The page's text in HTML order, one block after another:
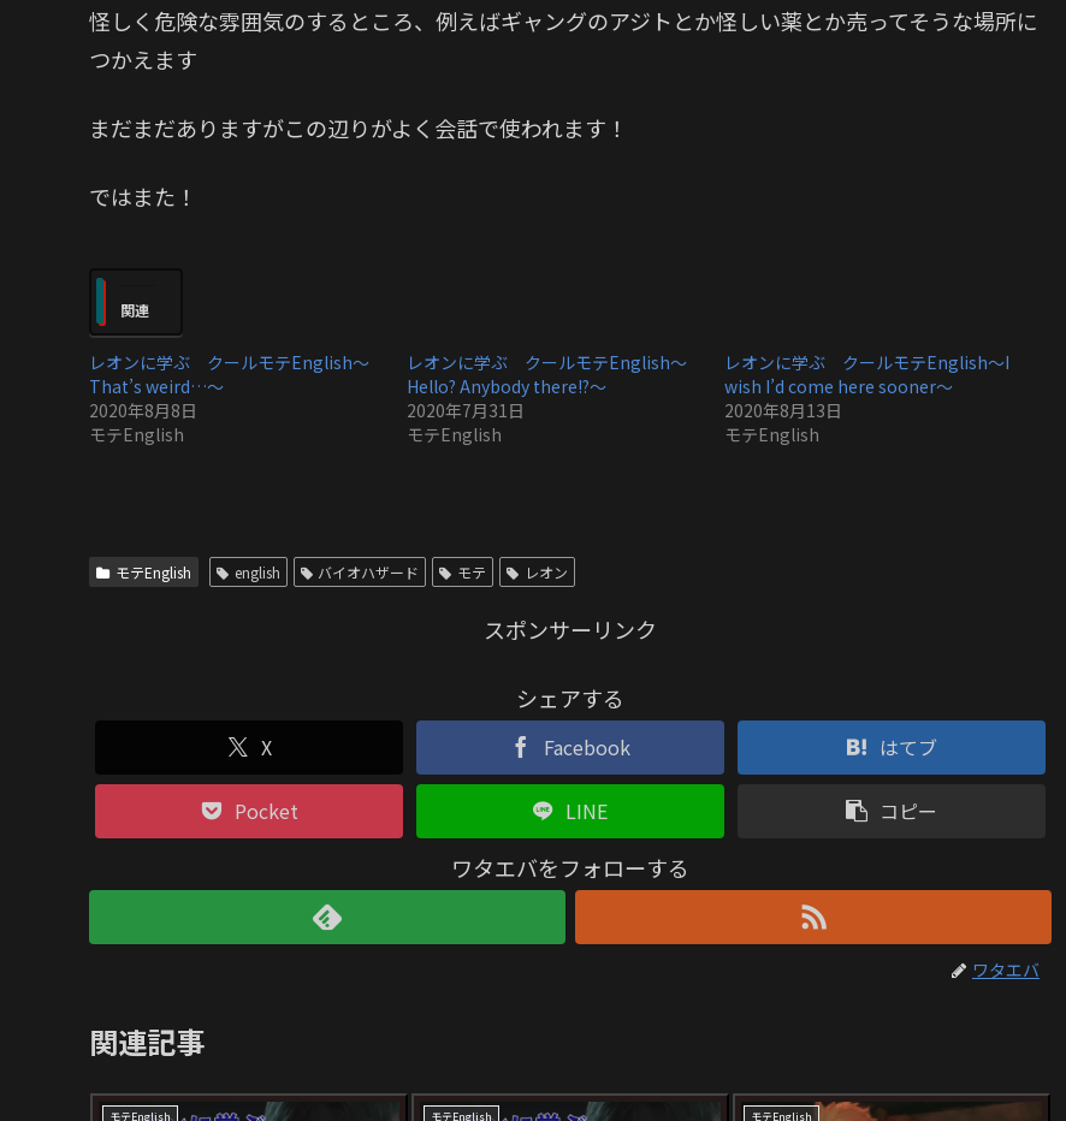
怪しく危険な雰囲気のするところ、例えばギャングのアジトとか怪しい薬とか売ってそうな場所に
つかえます
まだまだありますがこの辺りがよく会話で使われます！
ではまた！
関連
レオンに学ぶ クールモテEnglish〜
That’s weird…〜
2020年8月8日
モテEnglish
レオンに学ぶ クールモテEnglish〜
Hello? Anybody there!?〜
2020年7月31日
モテEnglish
レオンに学ぶ クールモテEnglish〜I
wish I’d come here sooner〜
2020年8月13日
モテEnglish
モテEnglish english バイオハザード モテ レオン
スポンサーリンク
シェアする
X Facebook はてブ
Pocket LINE コピー
ワタエバをフォローする
ワタエバ
関連記事
モテEnglish モテEnglish モテEnglish